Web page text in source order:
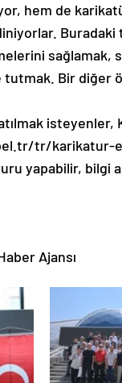
hem de
Buradaki
sağlamak,
tutmak. Bir
isteyenler,
tr/karikatur-
yapabilir, bilgi
Ajansı